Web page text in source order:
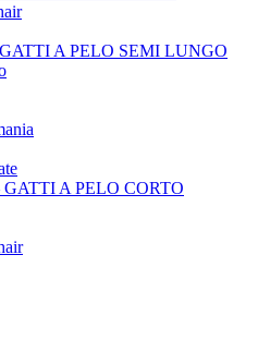
A PELO SEMI LUNGO
A PELO CORTO